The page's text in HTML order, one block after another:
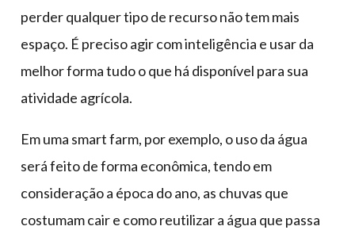
perder qualquer tipo de recurso não tem mais
espaço. É preciso agir com inteligência e usar da
melhor forma tudo o que há disponível para sua
atividade agrícola.
Em uma smart farm, por exemplo, o uso da água
será feito de forma econômica, tendo em
consideração a época do ano, as chuvas que
costumam cair e como reutilizar a água que passa